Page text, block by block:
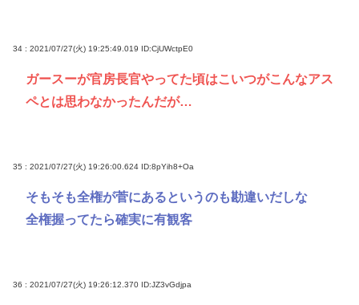
34 : 2021/07/27(火) 19:25:49.019 ID:CjUWctpE0
ガースーが官房長官やってた頃はこいつがこんなアス
ペとは思わなかったんだが…
35 : 2021/07/27(火) 19:26:00.624 ID:8pYih8+Oa
そもそも全権が菅にあるというのも勘違いだしな
全権握ってたら確実に有観客
36 : 2021/07/27(火) 19:26:12.370 ID:JZ3vGdjpa